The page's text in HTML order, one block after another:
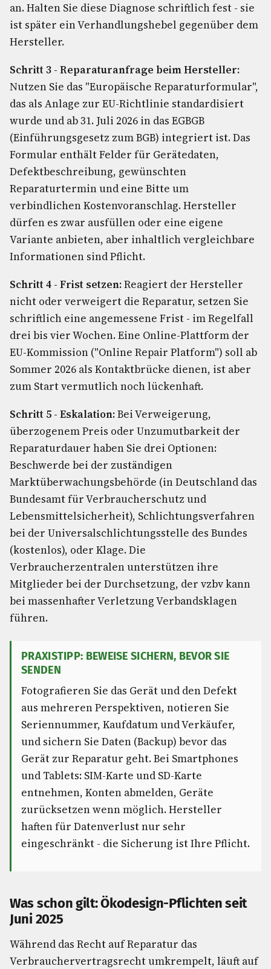
an. Halten Sie diese Diagnose schriftlich fest - sie
ist später ein Verhandlungshebel gegenüber dem
Hersteller.
Schritt 3 - Reparaturanfrage beim Hersteller:
Nutzen Sie das "Europäische Reparaturformular",
das als Anlage zur EU-Richtlinie standardisiert
wurde und ab 31. Juli 2026 in das EGBGB
(Einführungsgesetz zum BGB) integriert ist. Das
Formular enthält Felder für Gerätedaten,
Defektbeschreibung, gewünschten
Reparaturtermin und eine Bitte um
verbindlichen Kostenvoranschlag. Hersteller
dürfen es zwar ausfüllen oder eine eigene
Variante anbieten, aber inhaltlich vergleichbare
Informationen sind Pflicht.
Schritt 4 - Frist setzen:Reagiert der Hersteller
nicht oder verweigert die Reparatur, setzen Sie
schriftlich eine angemessene Frist - im Regelfall
drei bis vier Wochen. Eine Online-Plattform der
EU-Kommission ("Online Repair Platform") soll ab
Sommer 2026 als Kontaktbrücke dienen, ist aber
zum Start vermutlich noch lückenhaft.
Schritt 5 - Eskalation:Bei Verweigerung,
überzogenem Preis oder Unzumutbarkeit der
Reparaturdauer haben Sie drei Optionen:
Beschwerde bei der zuständigen
Marktüberwachungsbehörde (in Deutschland das
Bundesamt für Verbraucherschutz und
Lebensmittelsicherheit), Schlichtungsverfahren
bei der Universalschlichtungsstelle des Bundes
(kostenlos), oder Klage. Die
Verbraucherzentralen unterstützen ihre
Mitglieder bei der Durchsetzung, der vzbv kann
bei massenhafter Verletzung Verbandsklagen
führen.
PRAXISTIPP: BEWEISE SICHERN, BEVOR SIE
SENDEN
Fotografieren Sie das Gerät und den Defekt
aus mehreren Perspektiven, notieren Sie
Seriennummer, Kaufdatum und Verkäufer,
und sichern Sie Daten (Backup) bevor das
Gerät zur Reparatur geht. Bei Smartphones
und Tablets: SIM-Karte und SD-Karte
entnehmen, Konten abmelden, Geräte
zurücksetzen wenn möglich. Hersteller
haften für Datenverlust nur sehr
eingeschränkt - die Sicherung ist Ihre Pflicht.
Was schon gilt: Ökodesign-Pflichten seit
Juni 2025
Während das Recht auf Reparatur das
Verbrauchervertragsrecht umkrempelt, läuft auf